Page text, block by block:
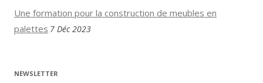
Une formation pour la construction de meubles en
palettes 7 Déc 2023
NEWSLETTER